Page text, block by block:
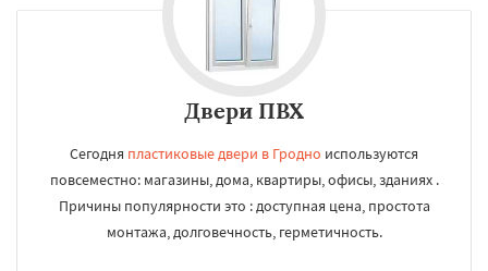
Двери ПВХ
Сегодня пластиковые двери в Гродно используются
повсеместно: магазины, дома, квартиры, офисы, зданиях .
Причины популярности это : доступная цена, простота
монтажа, долговечность, герметичность.